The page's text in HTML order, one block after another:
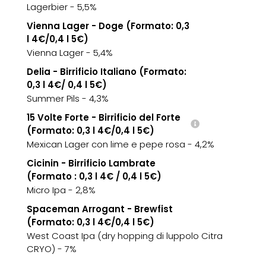
Lagerbier - 5,5%
Vienna Lager - Doge (Formato: 0,3
l 4€/0,4 l 5€)
Vienna Lager - 5,4%
Delia - Birrificio Italiano (Formato:
0,3 l 4€/ 0,4 l 5€)
Summer Pils - 4,3%
15 Volte Forte - Birrificio del Forte
(Formato: 0,3 l 4€/0,4 l 5€)
Mexican Lager con lime e pepe rosa - 4,2%
Cicinin - Birrificio Lambrate
(Formato : 0,3 l 4€ / 0,4 l 5€)
Micro Ipa - 2,8%
Spaceman Arrogant - Brewfist
(Formato: 0,3 l 4€/0,4 l 5€)
West Coast Ipa (dry hopping di luppolo Citra
CRYO) - 7%